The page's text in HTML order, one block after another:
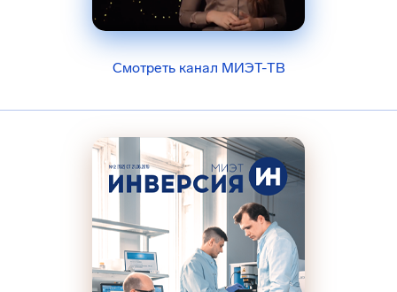
Смотреть канал МИЭТ-ТВ